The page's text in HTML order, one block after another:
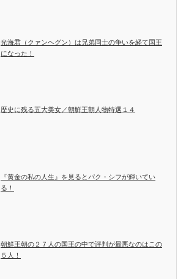
光海君（クァンヘグン）は兄弟同士の争いを経て国王
になった！
歴史に残る五大美女／朝鮮王朝人物特選１４
『黄金の私の人生』を見るとパク・シフが輝いてい
る！
朝鮮王朝の２７人の国王の中で評判が最悪なのはこの
５人！